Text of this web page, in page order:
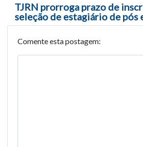
TJRN prorroga prazo de
seleção de estagiário de pós
Comente esta postagem: